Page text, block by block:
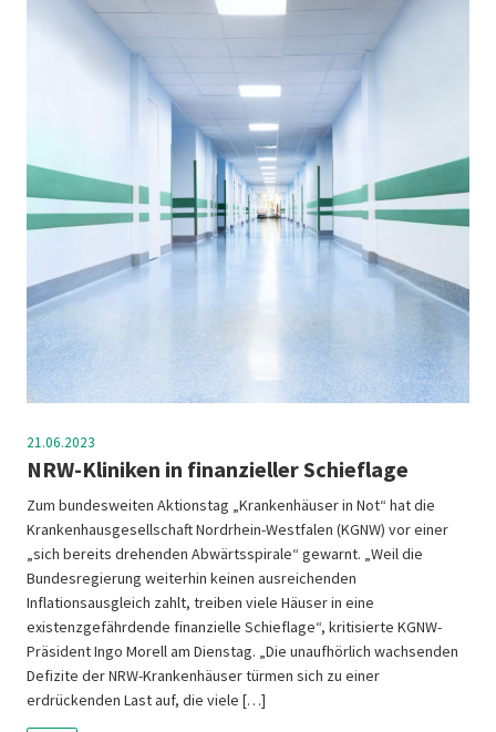
21.06.2023
NRW-Kliniken in finanzieller Schieflage
Zum bundesweiten Aktionstag „Krankenhäuser in Not“ hat die
Krankenhausgesellschaft Nordrhein-Westfalen (KGNW) vor einer
„sich bereits drehenden Abwärtsspirale“ gewarnt. „Weil die
Bundesregierung weiterhin keinen ausreichenden
Inflationsausgleich zahlt, treiben viele Häuser in eine
existenzgefährdende finanzielle Schieflage“, kritisierte KGNW-
Präsident Ingo Morell am Dienstag. „Die unaufhörlich wachsenden
Defizite der NRW-Krankenhäuser türmen sich zu einer
erdrückenden Last auf, die viele […]